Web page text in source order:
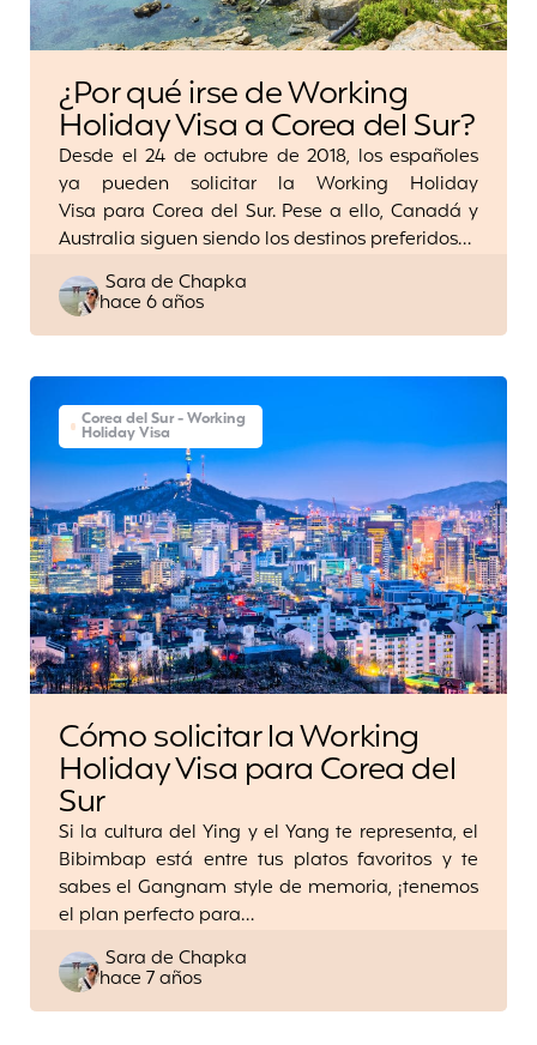
¿Por qué irse de Working
Holiday Visa a Corea del Sur?
Desde el 24 de octubre de 2018, los españoles
ya pueden solicitar la Working Holiday
Visa para Corea del Sur. Pese a ello, Canadá y
Australia siguen siendo los destinos preferidos…
Posted
by
Sara de Chapka
hace 6 años
Corea del Sur - Working
Holiday Visa
Cómo solicitar la Working
Holiday Visa para Corea del
Sur
Si la cultura del Ying y el Yang te representa, el
Bibimbap está entre tus platos favoritos y te
sabes el Gangnam style de memoria, ¡tenemos
el plan perfecto para…
Posted
by
Sara de Chapka
hace 7 años